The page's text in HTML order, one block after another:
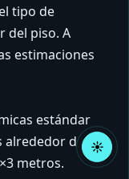
tipo de
del piso. A
estimaciones
estándar
alrededor de 33
metros.
☀